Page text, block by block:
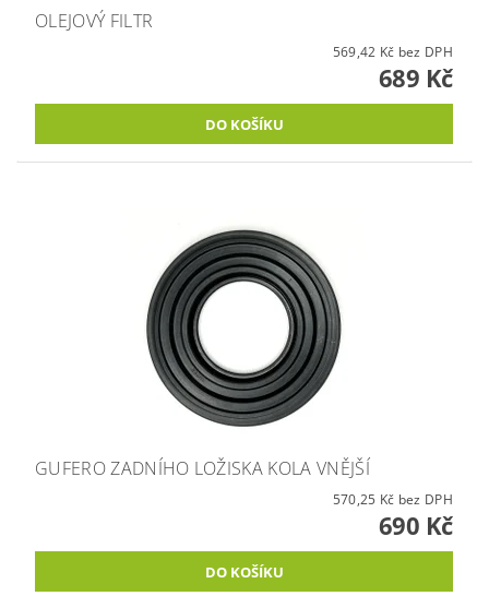
OLEJOVÝ FILTR
569,42 Kč bez DPH
689 Kč
GUFERO ZADNÍHO LOŽISKA KOLA VNĚJŠÍ
570,25 Kč bez DPH
690 Kč